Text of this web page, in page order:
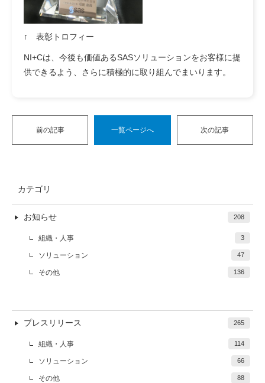
↑ 表彰トロフィー
NI+Cは、今後も価値あるSASソリューションをお客様に提
供できるよう、さらに積極的に取り組んでまいります。
前の記事 一覧ページへ 次の記事
カテゴリ
お知らせ 208
組織・人事 3
ソリューション 47
その他 136
プレスリリース 265
組織・人事 114
ソリューション 66
その他 88